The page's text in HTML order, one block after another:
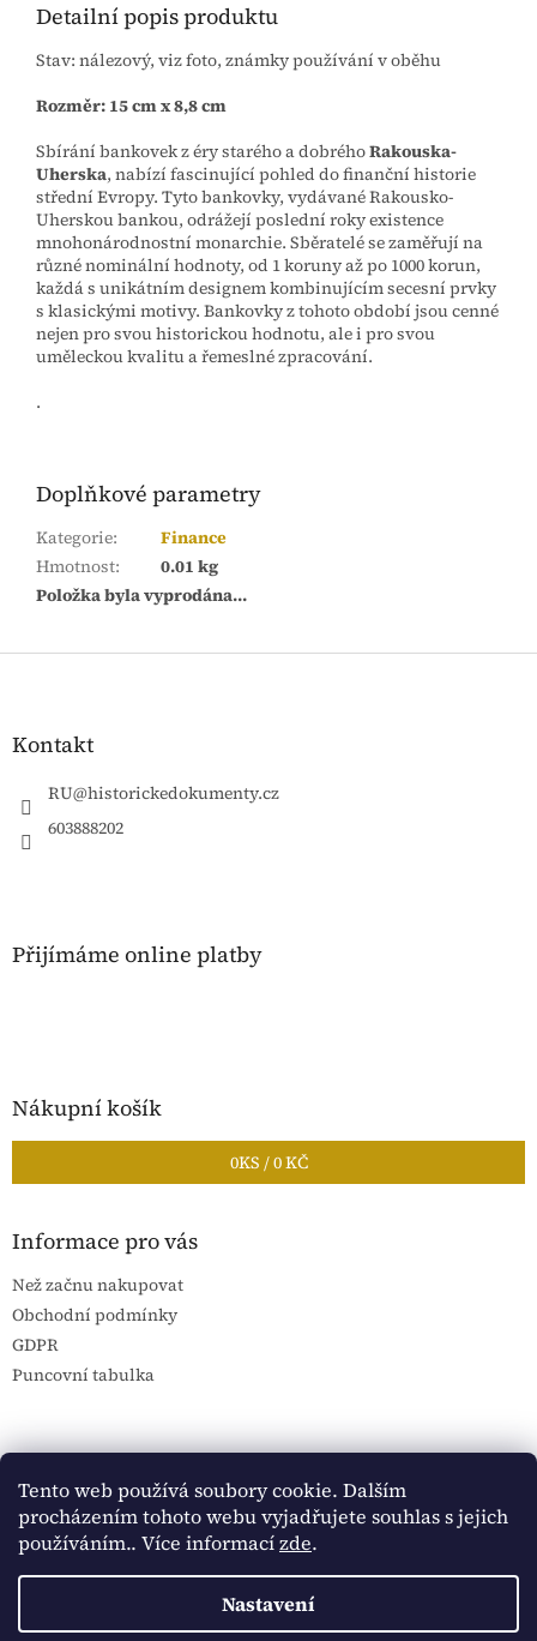
Tento web používá soubory cookie. Dalším
procházením tohoto webu vyjadřujete souhlas s jejich
používáním.. Více informacízde.
Nastavení
Detailní popis produktu
Stav: nálezový, viz foto, známky používání v oběhu
Rozměr: 15 cm x 8,8 cm
Sbírání bankovek z éry starého a dobréhoRakouska-
Uherska, nabízí fascinující pohled do finanční historie
střední Evropy. Tyto bankovky, vydávané Rakousko-
Uherskou bankou, odrážejí poslední roky existence
mnohonárodnostní monarchie. Sběratelé se zaměřují na
různé nominální hodnoty, od 1 koruny až po 1000 korun,
každá s unikátním designem kombinujícím secesní prvky
s klasickými motivy. Bankovky z tohoto období jsou cenné
nejen pro svou historickou hodnotu, ale i pro svou
uměleckou kvalitu a řemeslné zpracování.
.
Doplňkové parametry
Kategorie:
Finance
Hmotnost:
0.01 kg
Položka byla vyprodána…
Z
Kontakt
RU@historickedokumenty.cz
603888202
Přijímáme online platby
Nákupní košík
0KS /0 KČ
Informace pro vás
Než začnu nakupovat
Obchodní podmínky
GDPR
Puncovní tabulka